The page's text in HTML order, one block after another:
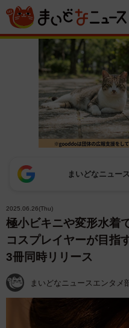
まいどなニュー
2025.06.26(Thu)
極小ビキニや変形水
コスプレイヤーが目指
3冊同時リリース
まいどなニュースエンタメ